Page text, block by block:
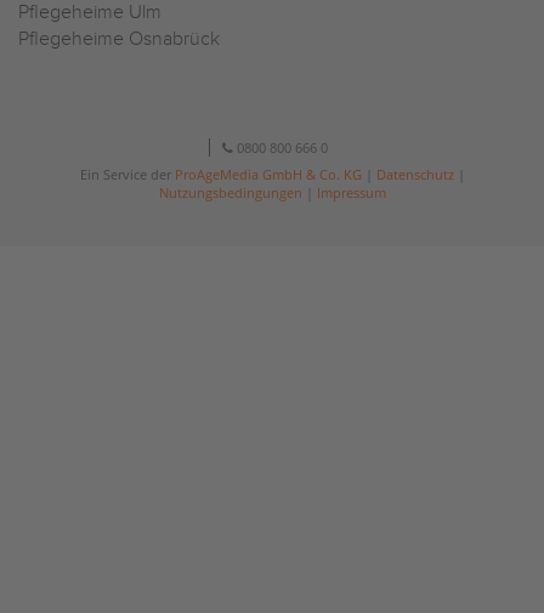
Pflegeheime Ulm
Pflegeheime Osnabrück
0800 800 666 0
Ein Service der ProAgeMedia GmbH & Co. KG Datenschutz|
Nutzungsbedingungen
Impressum